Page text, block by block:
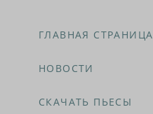
ГЛАВНАЯ СТРАНИЦА
НОВОСТИ
СКАЧАТЬ ПЬЕСЫ